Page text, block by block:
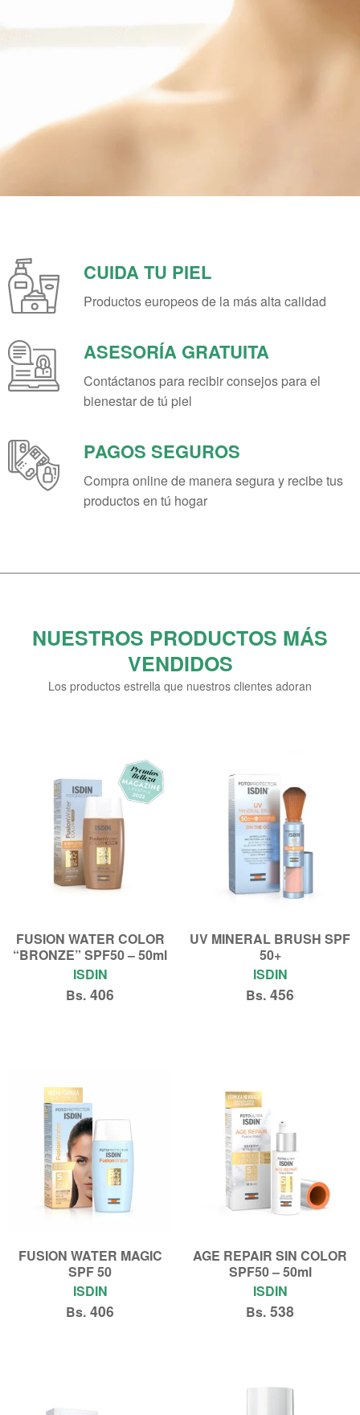
CUIDA TU PIEL
Productos europeos de la más alta calidad
ASESORÍA GRATUITA
Contáctanos para recibir consejos para el
bienestar de tú piel
PAGOS SEGUROS
Compra online de manera segura y recibe tus
productos en tú hogar
NUESTROS PRODUCTOS MÁS
VENDIDOS
Los productos estrella que nuestros clientes adoran
FUSION WATER COLOR
“BRONZE” SPF50 – 50ml
ISDIN
Bs. 406
UV MINERAL BRUSH SPF
50+
ISDIN
Bs. 456
FUSION WATER MAGIC
SPF 50
ISDIN
Bs. 406
AGE REPAIR SIN COLOR
SPF50 – 50ml
ISDIN
Bs. 538